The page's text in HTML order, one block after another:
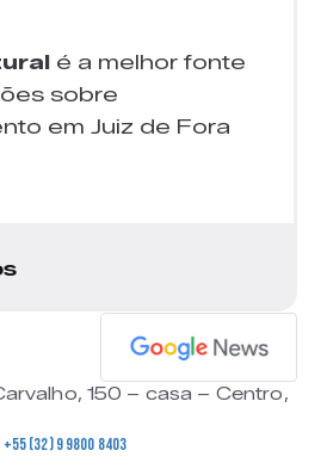
é a melhor fonte
sobre
em Juiz de Fora
150 – casa – Centro,
+55 (32) 9 9800 8403